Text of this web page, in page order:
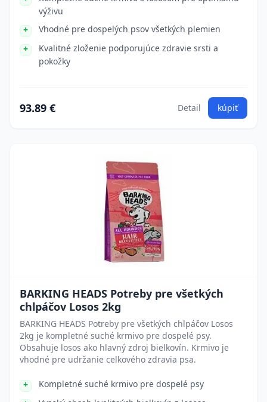
výživu
Vhodné pre dospelých psov všetkých plemien
Kvalitné zloženie podporujúce zdravie srsti a
pokožky
93.89 € Detail kúpiť
BARKING HEADS Potreby pre všetkých
chlpáčov Losos 2kg
BARKING HEADS Potreby pre všetkých chlpáčov Losos
2kg je kompletné suché krmivo pre dospelé psy.
Obsahuje losos ako hlavný zdroj bielkovín. Krmivo je
vhodné pre udržanie celkového zdravia psa.
Kompletné suché krmivo pre dospelé psy